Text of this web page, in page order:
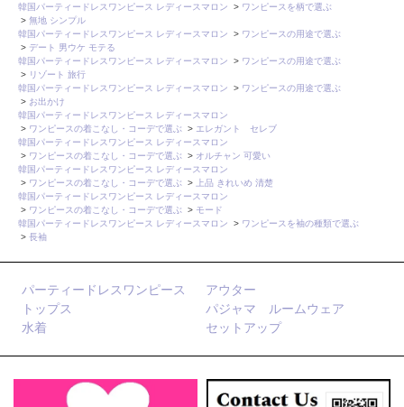
韓国パーティードレスワンピース レディースマロン
> ワンピースを柄で選ぶ
> 無地 シンプル
韓国パーティードレスワンピース レディースマロン
> ワンピースの用途で選ぶ
> デート 男ウケ モテる
韓国パーティードレスワンピース レディースマロン
> ワンピースの用途で選ぶ
> リゾート 旅行
韓国パーティードレスワンピース レディースマロン
> ワンピースの用途で選ぶ
> お出かけ
韓国パーティードレスワンピース レディースマロン
> ワンピースの着こなし・コーデで選ぶ > エレガント セレブ
韓国パーティードレスワンピース レディースマロン
> ワンピースの着こなし・コーデで選ぶ > オルチャン 可愛い
韓国パーティードレスワンピース レディースマロン
> ワンピースの着こなし・コーデで選ぶ >
上品 きれいめ 清楚
韓国パーティードレスワンピース レディースマロン
> ワンピースの着こなし・コーデで選ぶ > モード
韓国パーティードレスワンピース レディースマロン
> ワンピースを袖の種類で選ぶ
> 長袖
パーティードレスワンピース
アウター
トップス
パジャマ ルームウェア
水着
セットアップ